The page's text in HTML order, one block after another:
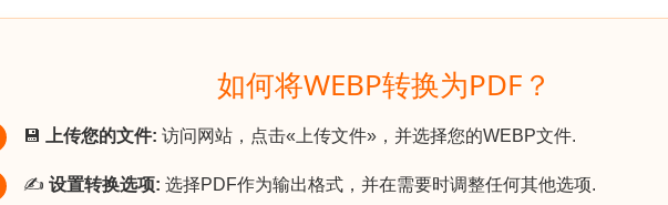
如何将WEBP转换为PDF？
💾 上传您的文件: 访问网站，点击«上传文件»，并选择您的WEBP文件.
✍️ 设置转换选项: 选择PDF作为输出格式，并在需要时调整任何其他选项.